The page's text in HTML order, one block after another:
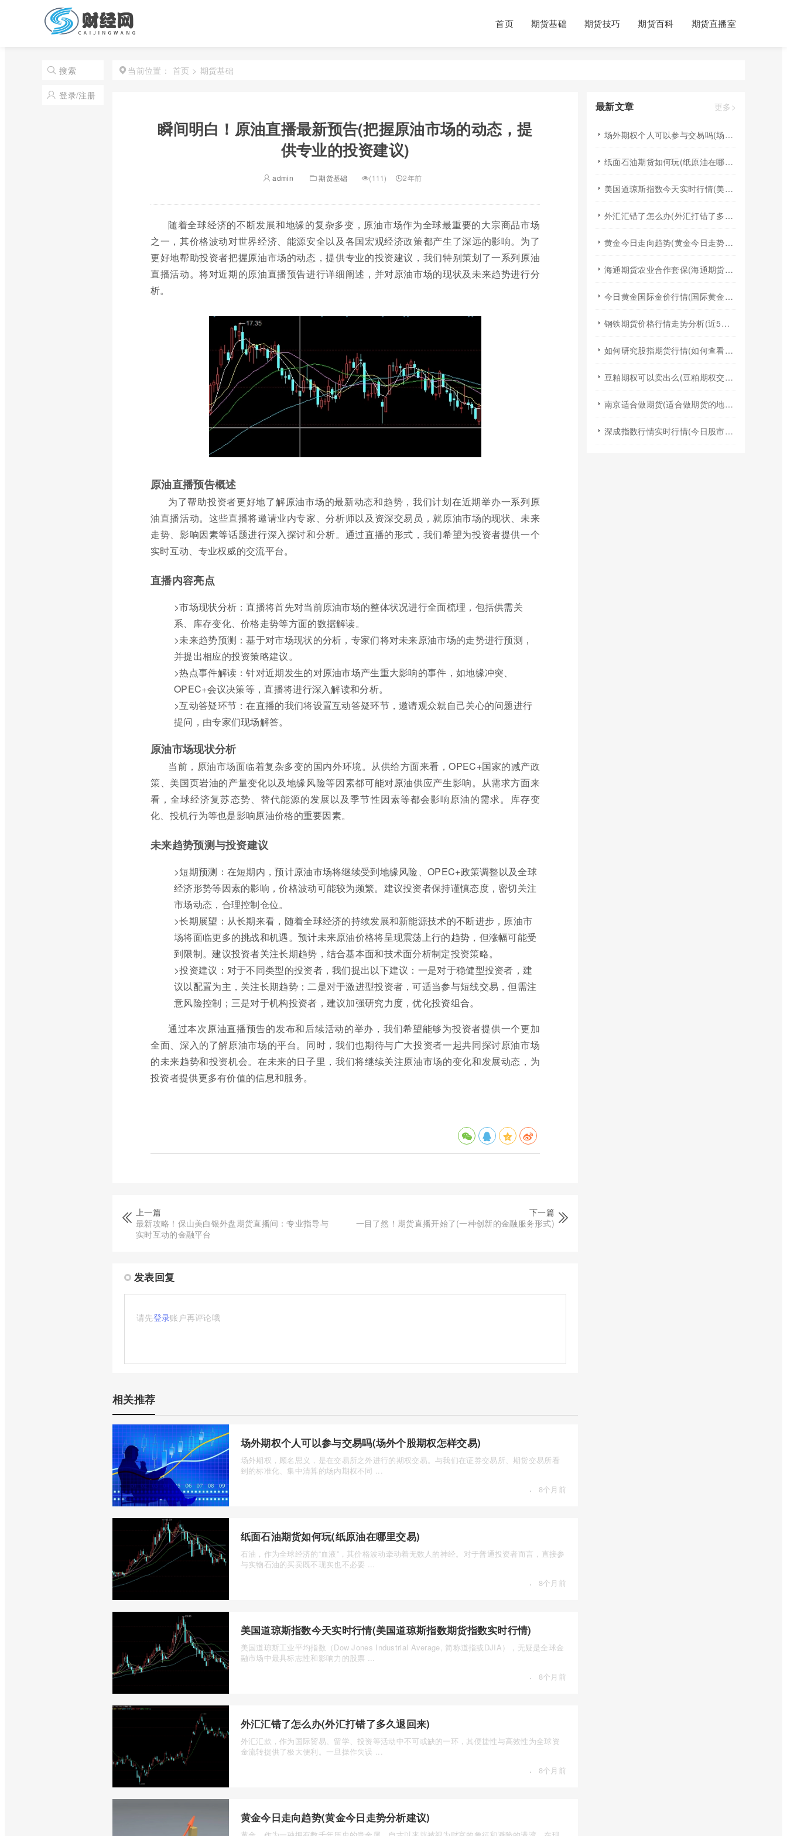
首页 期货基础 期货技巧 期货百科 期货直播室
搜索
登录/注册
当前位置： 首页 > 期货基础
瞬间明白！原油直播最新预告(把握原油市场的动态，提
供专业的投资建议)
admin 期货基础 (111) 2年前
随着全球经济的不断发展和地缘的复杂多变，原油市场作为全球最重要的大宗商品市场
之一，其价格波动对世界经济、能源安全以及各国宏观经济政策都产生了深远的影响。为了
更好地帮助投资者把握原油市场的动态，提供专业的投资建议，我们特别策划了一系列原油
直播活动。将对近期的原油直播预告进行详细阐述，并对原油市场的现状及未来趋势进行分
析。
原油直播预告概述
为了帮助投资者更好地了解原油市场的最新动态和趋势，我们计划在近期举办一系列原
油直播活动。这些直播将邀请业内专家、分析师以及资深交易员，就原油市场的现状、未来
走势、影响因素等话题进行深入探讨和分析。通过直播的形式，我们希望为投资者提供一个
实时互动、专业权威的交流平台。
直播内容亮点
>市场现状分析：直播将首先对当前原油市场的整体状况进行全面梳理，包括供需关
系、库存变化、价格走势等方面的数据解读。
>未来趋势预测：基于对市场现状的分析，专家们将对未来原油市场的走势进行预测，
并提出相应的投资策略建议。
>热点事件解读：针对近期发生的对原油市场产生重大影响的事件，如地缘冲突、
OPEC+会议决策等，直播将进行深入解读和分析。
>互动答疑环节：在直播的我们将设置互动答疑环节，邀请观众就自己关心的问题进行
提问，由专家们现场解答。
原油市场现状分析
当前，原油市场面临着复杂多变的国内外环境。从供给方面来看，OPEC+国家的减产政
策、美国页岩油的产量变化以及地缘风险等因素都可能对原油供应产生影响。从需求方面来
看，全球经济复苏态势、替代能源的发展以及季节性因素等都会影响原油的需求。库存变
化、投机行为等也是影响原油价格的重要因素。
未来趋势预测与投资建议
>短期预测：在短期内，预计原油市场将继续受到地缘风险、OPEC+政策调整以及全球
经济形势等因素的影响，价格波动可能较为频繁。建议投资者保持谨慎态度，密切关注
市场动态，合理控制仓位。
>长期展望：从长期来看，随着全球经济的持续发展和新能源技术的不断进步，原油市
场将面临更多的挑战和机遇。预计未来原油价格将呈现震荡上行的趋势，但涨幅可能受
到限制。建议投资者关注长期趋势，结合基本面和技术面分析制定投资策略。
>投资建议：对于不同类型的投资者，我们提出以下建议：一是对于稳健型投资者，建
议以配置为主，关注长期趋势；二是对于激进型投资者，可适当参与短线交易，但需注
意风险控制；三是对于机构投资者，建议加强研究力度，优化投资组合。
通过本次原油直播预告的发布和后续活动的举办，我们希望能够为投资者提供一个更加
全面、深入的了解原油市场的平台。同时，我们也期待与广大投资者一起共同探讨原油市场
的未来趋势和投资机会。在未来的日子里，我们将继续关注原油市场的变化和发展动态，为
投资者提供更多有价值的信息和服务。
上一篇
最新攻略！保山美白银外盘期货直播间：专业指导与
实时互动的金融平台
下一篇
一目了然！期货直播开始了(一种创新的金融服务形式)
发表回复
请先登录账户再评论哦
相关推荐
场外期权个人可以参与交易吗(场外个股期权怎样交易)
场外期权，顾名思义，是在交易所之外进行的期权交易。与我们在证券交易所、期货交易所看
到的标准化、集中清算的场内期权不同 ...
· 8个月前
纸面石油期货如何玩(纸原油在哪里交易)
石油，作为全球经济的“血液”，其价格波动牵动着无数人的神经。对于普通投资者而言，直接参
与实物石油的买卖既不现实也不必要 ...
· 8个月前
美国道琼斯指数今天实时行情(美国道琼斯指数期货指数实时行情)
美国道琼斯工业平均指数（Dow Jones Industrial Average, 简称道指或DJIA），无疑是全球金
融市场中最具标志性和影响力的股票 ...
· 8个月前
外汇汇错了怎么办(外汇打错了多久退回来)
外汇汇款，作为国际贸易、留学、投资等活动中不可或缺的一环，其便捷性与高效性为全球资
金流转提供了极大便利。一旦操作失误 ...
· 8个月前
黄金今日走向趋势(黄金今日走势分析建议)
最新文章 更多>
场外期权个人可以参与交易吗(场外个股期权怎样交易)
纸面石油期货如何玩(纸原油在哪里交易)
美国道琼斯指数今天实时行情(美国道琼斯指数期货指数实时行情)
外汇汇错了怎么办(外汇打错了多久退回来)
黄金今日走向趋势(黄金今日走势分析建议)
海通期货农业合作套保(海通期货2024年棉花年报)
今日黄金国际金价行情(国际黄金实时行情今日国际金价)
钢铁期货价格行情走势分析(近5年钢铁期货行情走势图)
如何研究股指期货行情(如何查看股指期货行情)
豆粕期权可以卖出么(豆粕期权交易规则)
南京适合做期货(适合做期货的地方)
深成指数行情实时行情(今日股市行情大盘指数实时行情)